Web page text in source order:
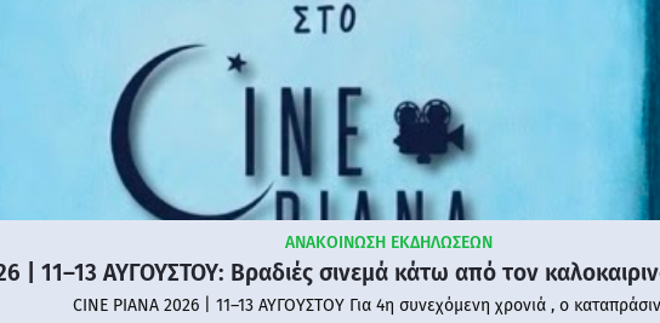
ΑΝΑΚΟΙΝΩΣΗ ΕΚΔΗΛΩΣΕΩΝ
| 11–13 ΑΥΓΟΥΣΤΟΥ: Βραδιές σινεμά κάτω από τον
CINE PIANA 2026 | 11–13 ΑΥΓΟΥΣΤΟΥ Για 4η συνεχόμενη χρονιά , ο